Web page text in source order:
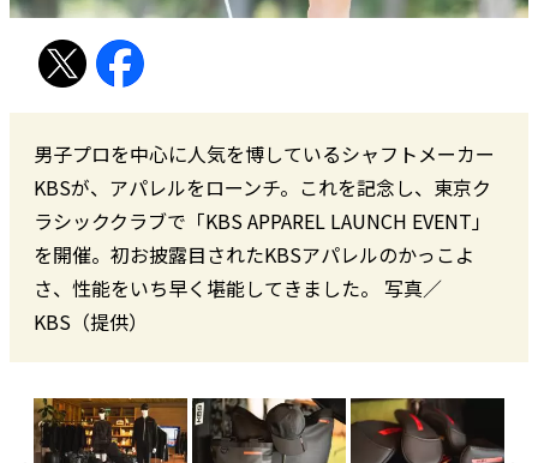
男子プロを中心に人気を博しているシャフトメーカー
KBSが、アパレルをローンチ。これを記念し、東京ク
ラシッククラブで「KBS APPAREL LAUNCH EVENT」
を開催。初お披露目されたKBSアパレルのかっこよ
さ、性能をいち早く堪能してきました。 写真／
KBS（提供）